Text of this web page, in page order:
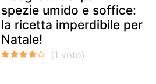
spezie umido e soffice:
la ricetta imperdibile per
Natale!